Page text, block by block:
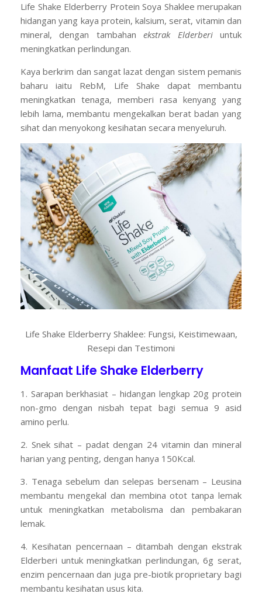
Life Shake Elderberry Protein Soya Shaklee merupakan
hidangan yang kaya protein, kalsium, serat, vitamin dan
mineral, dengan tambahanekstrak Elderberiuntuk
meningkatkan perlindungan.
Kaya berkrim dan sangat lazat dengan sistem pemanis
baharu iaitu RebM, Life Shake dapat membantu
meningkatkan tenaga, memberi rasa kenyang yang
lebih lama, membantu mengekalkan berat badan yang
sihat dan menyokong kesihatan secara menyeluruh.
Life Shake Elderberry Shaklee: Fungsi, Keistimewaan,
Resepi dan Testimoni
Manfaat Life Shake Elderberry
1. Sarapan berkhasiat – hidangan lengkap 20g protein
non-gmo dengan nisbah tepat bagi semua 9 asid
amino perlu.
2. Snek sihat – padat dengan 24 vitamin dan mineral
harian yang penting, dengan hanya 150Kcal.
3. Tenaga sebelum dan selepas bersenam – Leusina
membantu mengekal dan membina otot tanpa lemak
untuk meningkatkan metabolisma dan pembakaran
lemak.
4. Kesihatan pencernaan – ditambah dengan ekstrak
Elderberi untuk meningkatkan perlindungan, 6g serat,
enzim pencernaan dan juga pre-biotik proprietary bagi
membantu kesihatan usus kita.